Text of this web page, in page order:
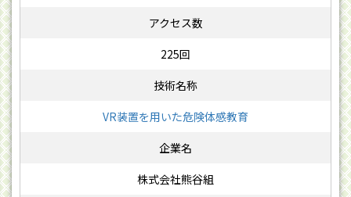
225回
VR装置を用いた危険体感教育
株式会社熊谷組